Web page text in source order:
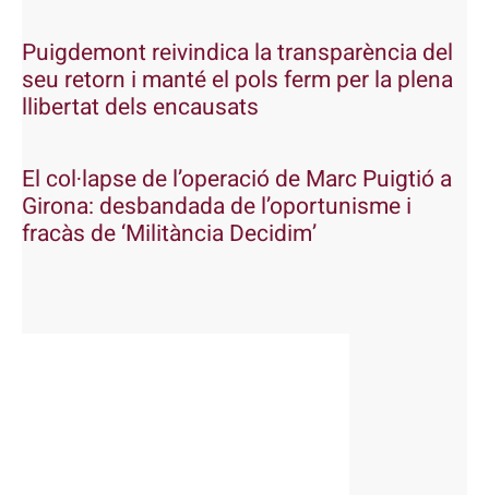
Puigdemont reivindica la transparència del
seu retorn i manté el pols ferm per la plena
llibertat dels encausats
El col·lapse de l’operació de Marc Puigtió a
Girona: desbandada de l’oportunisme i
fracàs de ‘Militància Decidim’